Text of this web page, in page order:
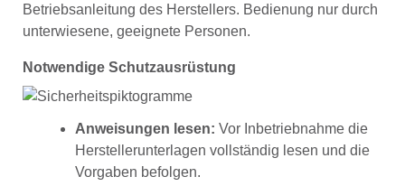
Betriebsanleitung des Herstellers. Bedienung nur durch
unterwiesene, geeignete Personen.
Notwendige Schutzausrüstung
Anweisungen lesen: Vor Inbetriebnahme die
Herstellerunterlagen vollständig lesen und die
Vorgaben befolgen.